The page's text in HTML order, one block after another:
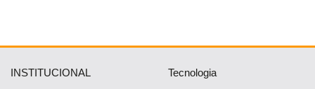
INSTITUCIONAL Tecnologia